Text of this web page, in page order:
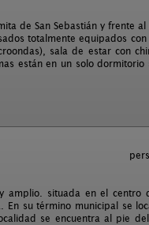
de San Sebastián y frente al
totalmente equipados con
sala de estar con
están en un solo dormitorio
amplio. situada en el centro
su término municipal se
se encuentra al pie